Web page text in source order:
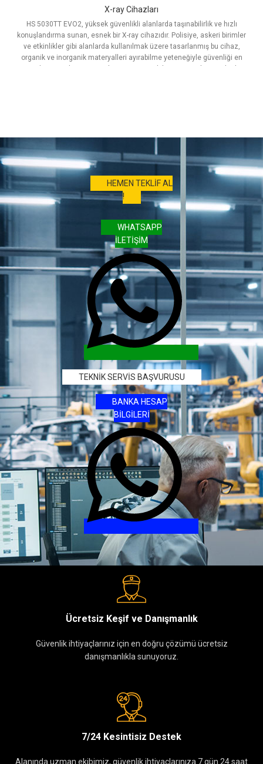
X-ray Cihazları
HS 5030TT EVO2, yüksek güvenlikli alanlarda taşınabilirlik ve hızlı
konuşlandırma sunan, esnek bir X-ray cihazıdır. Polisiye, askeri birimler
ve etkinlikler gibi alanlarda kullanılmak üzere tasarlanmış bu cihaz,
organik ve inorganik materyalleri ayırabilme yeteneğiyle güvenliği en
HEMEN TEKLİF AL
!
WHATSAPP
İLETİŞİM
TEKNİK SERVİS BAŞVURUSU
BANKA HESAP
BİLGİLERİ
Ücretsiz Keşif ve Danışmanlık
Güvenlik ihtiyaçlarınız için en doğru çözümü ücretsiz
danışmanlıkla sunuyoruz.
7/24 Kesintisiz Destek
Alanında uzman ekibimiz, güvenlik ihtiyaçlarınıza 7 gün 24 saat